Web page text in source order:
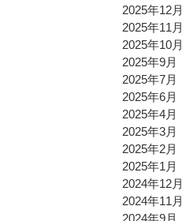
2025年12月
2025年11月
2025年10月
2025年9月
2025年7月
2025年6月
2025年4月
2025年3月
2025年2月
2025年1月
2024年12月
2024年11月
2024年9月